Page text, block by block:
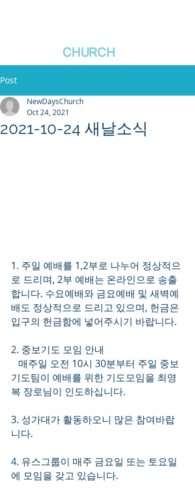
CHURCH
Post
2021-10-24 새날소식
NewDaysChurch
Oct 24, 2021
1. 주일 예배를 1,2부로 나누어 정상적으
로 드리며, 2부 예배는 온라인으로 송출
합니다. 수요예배와 금요예배 및 새벽예
배도 정상적으로 드리고 있으며, 헌금은
입구의 헌금함에 넣어주시기 바랍니다.
2. 중보기도 모임 안내
기도팀이 예배를 위한 기도모임을 최영
복 장로님이 인도하십니다.
3. 성가대가 활동하오니 많은 참여바랍
니다.
4. 유스그룹이 매주 금요일 또는 토요일
에 모임을 갖고 있습니다.